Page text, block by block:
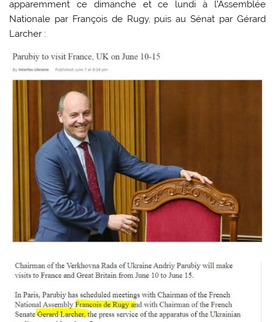
apparemment ce dimanche et ce lundi à l’Assemblée
Nationale par François de Rugy, puis au Sénat par Gérard
Larcher :